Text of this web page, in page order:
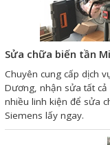
Sửa chữa biến tần
Chuyên cung cấp dịch
Dương, nhận sửa tất cả
nhiều linh kiện để sửa
Siemens lấy ngay.
Giải pháp quản lý
vạch
Bảng LED điện tử
Bảng điện tử năng
Bảng Led hiển thị
độ ẩm